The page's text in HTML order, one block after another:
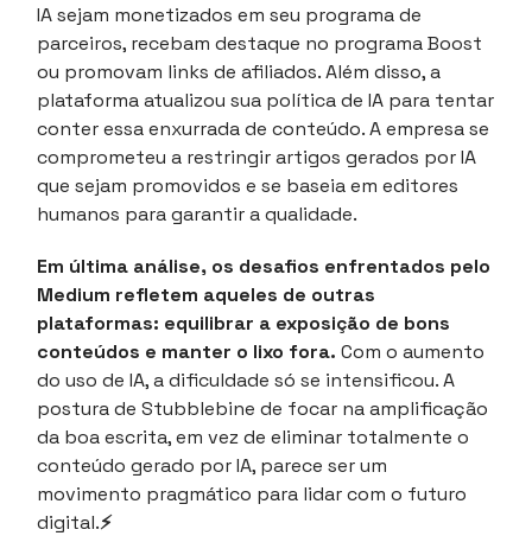
IA sejam monetizados em seu programa de
parceiros, recebam destaque no programa Boost
ou promovam links de afiliados. Além disso, a
plataforma atualizou sua política de IA para tentar
conter essa enxurrada de conteúdo. A empresa se
comprometeu a restringir artigos gerados por IA
que sejam promovidos e se baseia em editores
humanos para garantir a qualidade.
Em última análise, os desafios enfrentados pelo
Medium refletem aqueles de outras
plataformas: equilibrar a exposição de bons
conteúdos e manter o lixo fora. Com o aumento
do uso de IA, a dificuldade só se intensificou. A
postura de Stubblebine de focar na amplificação
da boa escrita, em vez de eliminar totalmente o
conteúdo gerado por IA, parece ser um
movimento pragmático para lidar com o futuro
digital.⚡